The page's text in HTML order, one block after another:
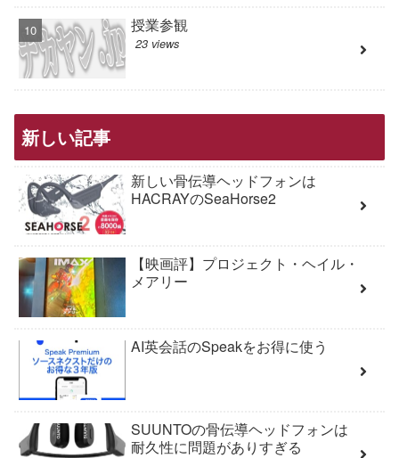
授業参観
23 views
新しい記事
新しい骨伝導ヘッドフォンは
HACRAYのSeaHorse2
【映画評】プロジェクト・ヘイル・
メアリー
AI英会話のSpeakをお得に使う
SUUNTOの骨伝導ヘッドフォンは
耐久性に問題がありすぎる